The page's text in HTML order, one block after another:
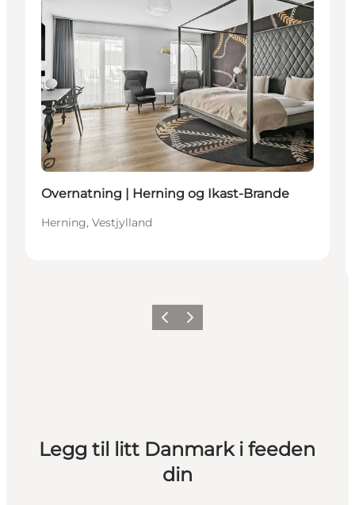
Bærekraftig
Overnatning | Herning og Ikast-Brande
Herning, Vestjylland
ForrigeNeste
Legg til litt Danmark i feeden
din